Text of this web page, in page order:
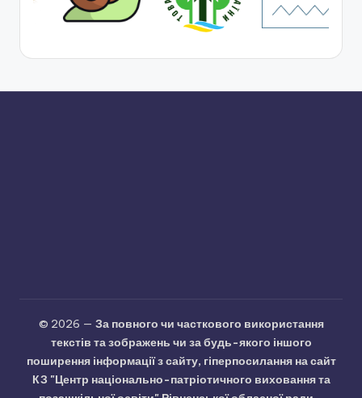
© 2026 — За повного чи часткового використання
текстів та зображень чи за будь-якого іншого
поширення інформації з сайту, гіперпосилання на сайт
КЗ "Центр національно-патріотичного виховання та